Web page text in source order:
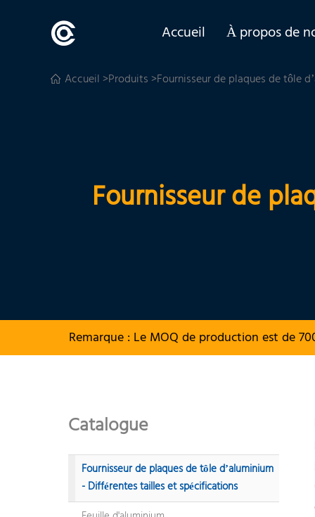
Accueil À propos de
Accueil>Produits>Fournisseur de plaques de tôle
Fournisseur de
Remarque : Le MOQ de production est de
Catalogue
Fournisseur de plaques de tôle d’aluminium
- Différentes tailles et spécifications